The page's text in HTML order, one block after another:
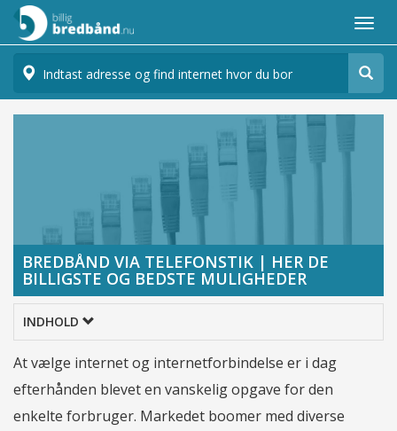
Internet>
Bredbånd via telefonstik | Her de billigste og bedste muligheder
BREDBÅND VIA TELEFONSTIK | HER DE
BILLIGSTE OG BEDSTE MULIGHEDER
INDHOLD
At vælge internet og internetforbindelse er i dag
efterhånden blevet en vanskelig opgave for den
enkelte forbruger. Markedet boomer med diverse